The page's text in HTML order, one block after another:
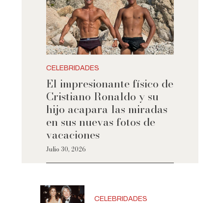
CELEBRIDADES
El impresionante físico de
Cristiano Ronaldo y su
hijo acapara las miradas
en sus nuevas fotos de
vacaciones
Julio 30, 2026
CELEBRIDADES